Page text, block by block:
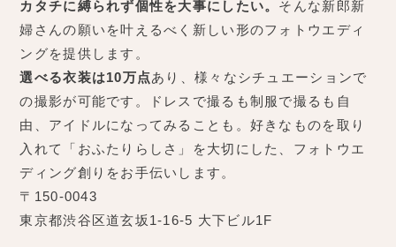
カタチに縛られず個性を大事にしたい。 そんな新郎新
婦さんの願いを叶えるべく新しい形のフォトウエディ
ングを提供します。
選べる衣装は10万点あり、様々なシチュエーションで
の撮影が可能です。ドレスで撮るも制服で撮るも自
由、アイドルになってみることも。好きなものを取り
入れて「おふたりらしさ」を大切にした、フォトウエ
ディング創りをお手伝いします。
〒150-0043
東京都渋谷区道玄坂1-16-5 大下ビル1F